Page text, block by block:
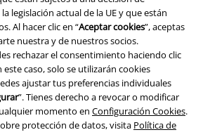
legislación actual de la UE y que están
Al hacer clic en “Aceptar cookies”, aceptas
nuestra y de nuestros socios.
rechazar el consentimiento haciendo clic
caso, solo se utilizarán cookies
ajustar tus preferencias individuales
”. Tienes derecho a revocar o modificar
momento en Configuración Cookies.
protección de datos, visita Política de
y protección del medioambiente